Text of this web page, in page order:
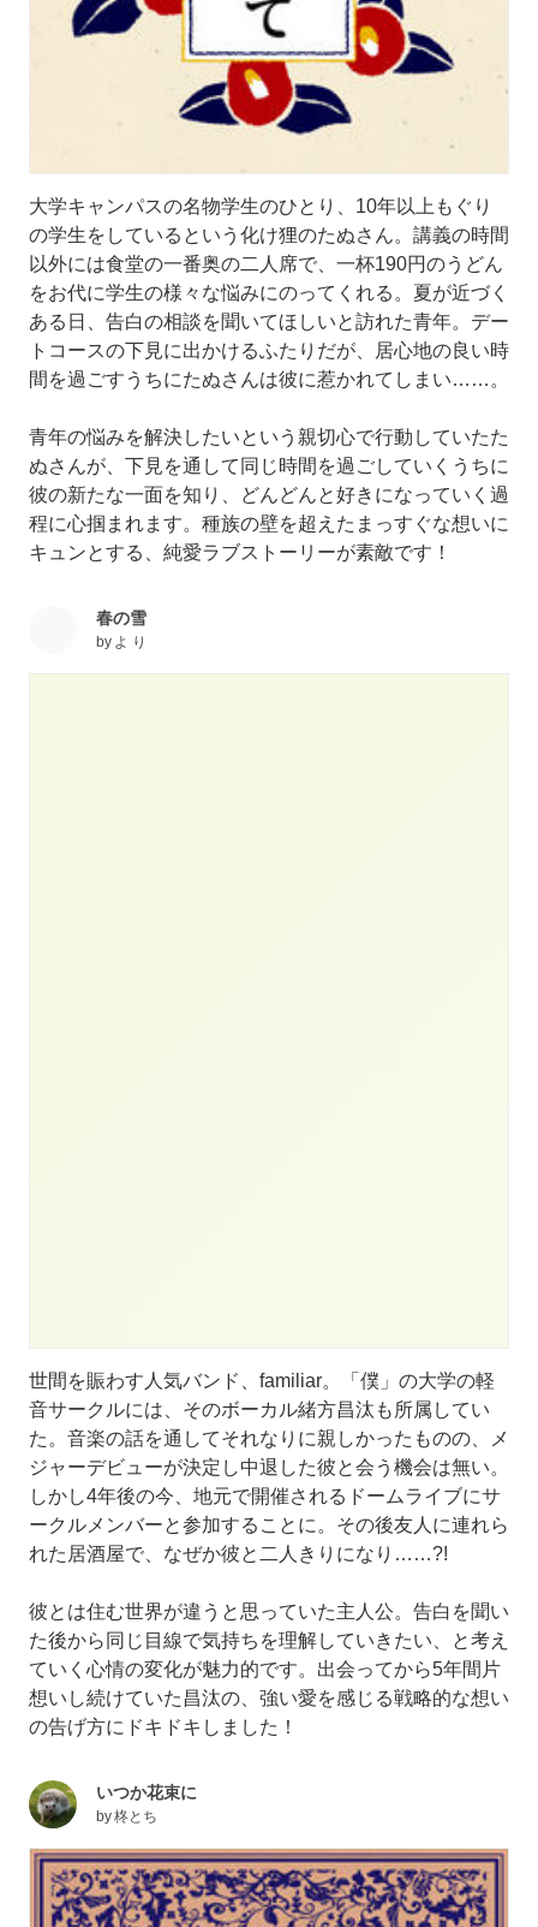
大学キャンパスの名物学生のひとり、10年以上もぐり
の学生をしているという化け狸のたぬさん。講義の時間
以外には食堂の一番奥の二人席で、一杯190円のうどん
をお代に学生の様々な悩みにのってくれる。夏が近づく
ある日、告白の相談を聞いてほしいと訪れた青年。デー
トコースの下見に出かけるふたりだが、居心地の良い時
間を過ごすうちにたぬさんは彼に惹かれてしまい……。
青年の悩みを解決したいという親切心で行動していたた
ぬさんが、下見を通して同じ時間を過ごしていくうちに
彼の新たな一面を知り、どんどんと好きになっていく過
程に心掴まれます。種族の壁を超えたまっすぐな想いに
キュンとする、純愛ラブストーリーが素敵です！
春の雪
by よ り
世間を賑わす人気バンド、familiar。「僕」の大学の軽
音サークルには、そのボーカル緒方昌汰も所属してい
た。音楽の話を通してそれなりに親しかったものの、メ
ジャーデビューが決定し中退した彼と会う機会は無い。
しかし4年後の今、地元で開催されるドームライブにサ
ークルメンバーと参加することに。その後友人に連れら
れた居酒屋で、なぜか彼と二人きりになり……?!
彼とは住む世界が違うと思っていた主人公。告白を聞い
た後から同じ目線で気持ちを理解していきたい、と考え
ていく心情の変化が魅力的です。出会ってから5年間片
想いし続けていた昌汰の、強い愛を感じる戦略的な想い
の告げ方にドキドキしました！
いつか花束に
by柊とち